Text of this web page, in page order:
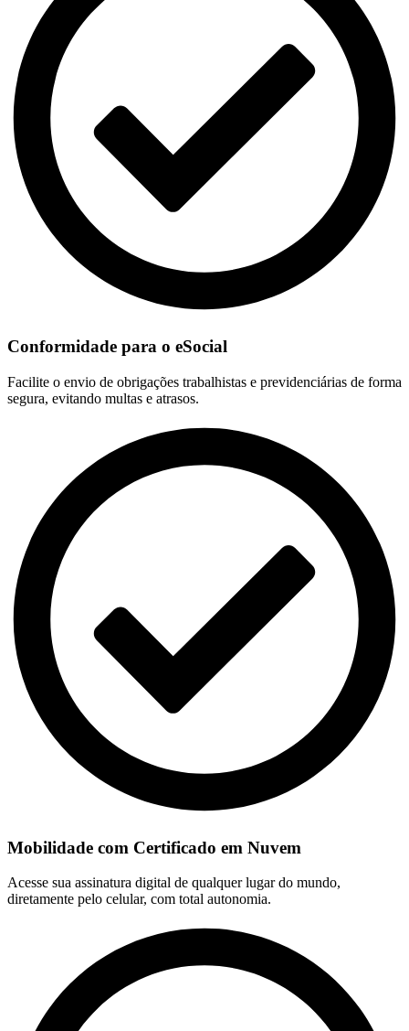
Conformidade para o eSocial
Facilite o envio de obrigações trabalhistas e previdenciárias de forma
segura, evitando multas e atrasos.
Mobilidade com Certificado em Nuvem
Acesse sua assinatura digital de qualquer lugar do mundo,
diretamente pelo celular, com total autonomia.